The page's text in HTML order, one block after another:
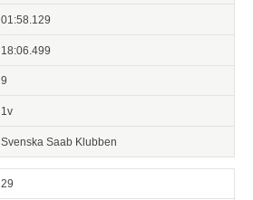
01:58.129
18:06.499
9
1v
Svenska Saab Klubben
29